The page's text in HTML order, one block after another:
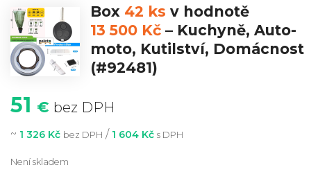
Box 42 ks v hodnotě
13 500 Kč – Kuchyně, Auto-
moto, Kutilství, Domácnost
(#92481)
51 € bez DPH
~ 1 326 Kč bez DPH / 1 604 Kč s DPH
Není skladem